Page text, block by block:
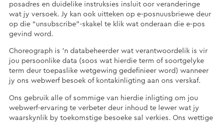
posadres en duidelike instruksies insluit oor veranderinge
wat jy versoek. Jy kan ook uitteken op e-posnuusbriewe deur
op die “unsubscribe”-skakel te klik wat onderaan die e-pos
gevind word.
Choreograph is ’n databeheerder wat verantwoordelik is vir
jou persoonlike data (soos wat hierdie term of soortgelyke
term deur toepaslike wetgewing gedefinieer word) wanneer
jy ons webwerf besoek of kontakinligting aan ons verskaf.
Ons gebruik alle of sommige van hierdie inligting om jou
webwerf-ervaring te verbeter deur inhoud te lewer wat jy
waarskynlik by toekomstige besoeke sal verkies. Ons wettige